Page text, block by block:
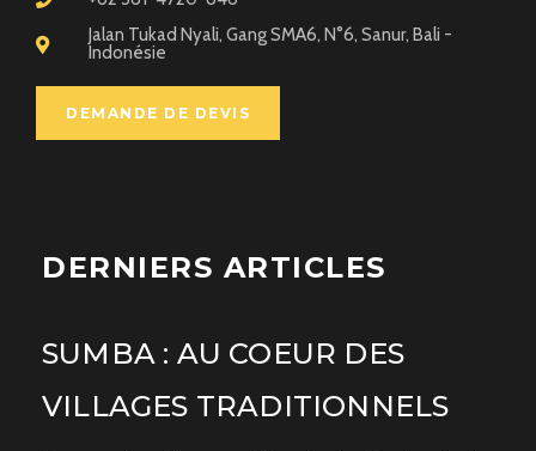
DERNIERS ARTICLES
SUMBA : AU COEUR DES
VILLAGES TRADITIONNELS
Jalan Tukad Nyali, Gang SMA6, N°6, Sanur, Bali -
Indonésie
DEMANDE DE DEVIS